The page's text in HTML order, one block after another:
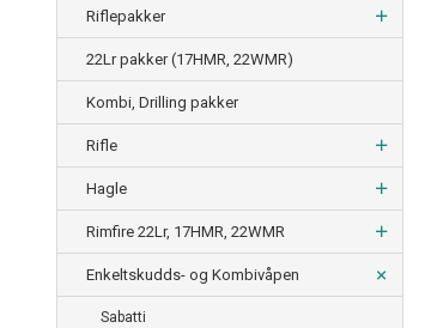
Riflepakker
22Lr pakker (17HMR, 22WMR)
Kombi, Drilling pakker
Rifle
Hagle
Rimfire 22Lr, 17HMR, 22WMR
Enkeltskudds- og Kombivåpen
Sabatti